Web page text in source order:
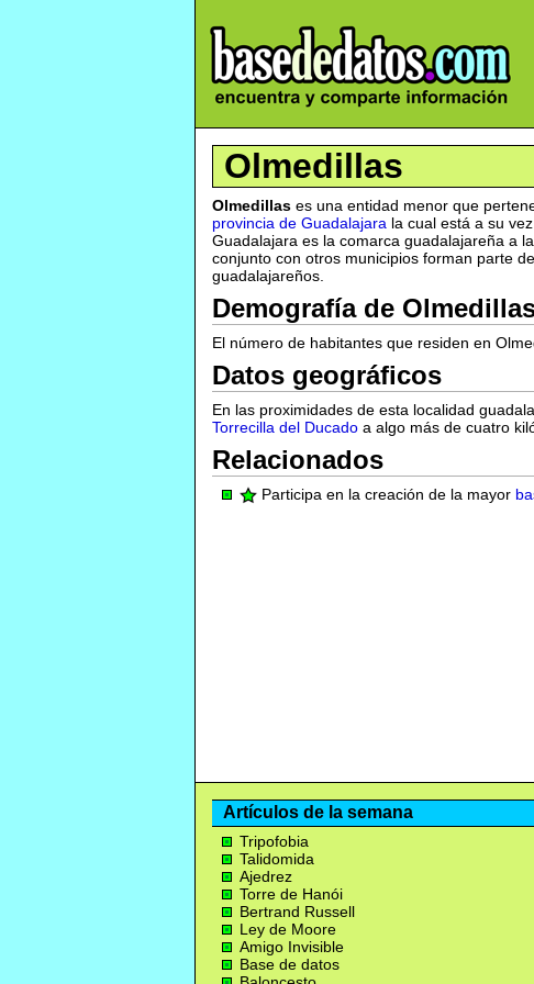
Olmedillas
Olmedillas es una entidad menor que
provincia de Guadalajara la cual está a su
Guadalajara es la comarca guadalajareña a
conjunto con otros municipios forman parte
guadalajareños.
Demografía de
El número de habitantes que residen en
Datos geográficos
En las proximidades de esta localidad
Torrecilla del Ducado a algo más de cuatro
Relacionados
Participa en la creación de la mayor
Artículos de la semana
Tripofobia
Talidomida
Ajedrez
Torre de Hanói
Bertrand Russell
Ley de Moore
Amigo Invisible
Base de datos